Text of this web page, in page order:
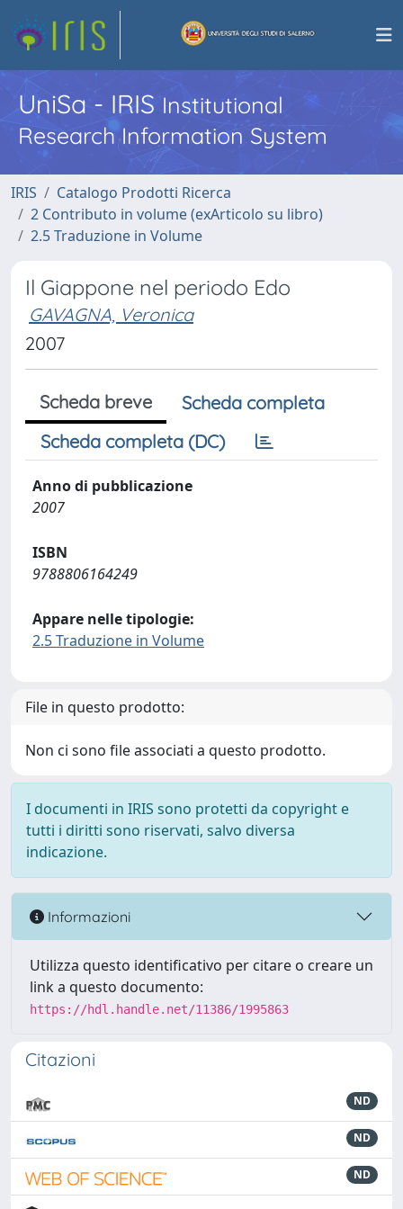
UniSa - IRISInstitutional
Research Information System
IRIS
Catalogo Prodotti Ricerca
2 Contributo in volume (exArticolo su libro)
2.5 Traduzione in Volume
Il Giappone nel periodo Edo
GAVAGNA, Veronica
2007
Scheda breve
Scheda completa
Scheda completa (DC)
Anno di pubblicazione
2007
ISBN
9788806164249
Appare nelle tipologie:
2.5 Traduzione in Volume
File in questo prodotto:
Non ci sono file associati a questo prodotto.
I documenti in IRIS sono protetti da copyright e
tutti i diritti sono riservati, salvo diversa
indicazione.
Informazioni
Utilizza questo identificativo per citare o creare un
link a questo documento:
https://hdl.handle.net/11386/1995863
Citazioni
ND
ND
ND